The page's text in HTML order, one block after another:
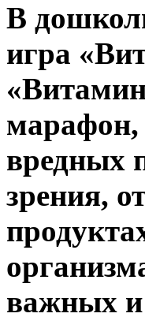
В
игра
марафон,
вредных
зрения,
важных